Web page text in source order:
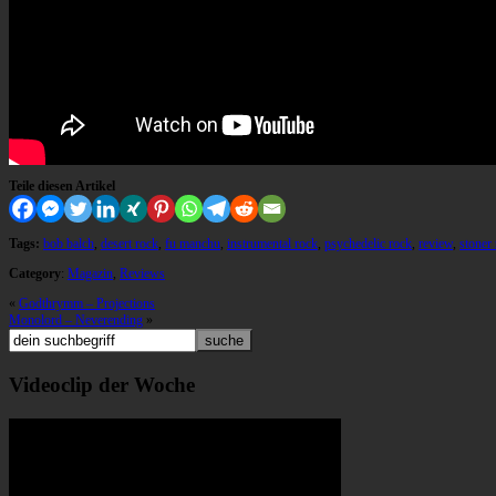
Teile diesen Artikel
Tags: bob balch, desert rock, fu manchu, instrumental rock, psychedelic rock, review, stoner
Category: Magazin, Reviews
« Godthrymm – Projections
Monolord – Neverending »
Videoclip der Woche